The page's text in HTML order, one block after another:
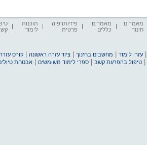
מאמרים
חינוך
מאמרים
כללים
פיזיותרפיה
פרטית
תוכנות
לימוד
עזרי לימוד מחשבים בחינוך |ציוד עזרה ראשונה |קורס
|טיפול בהפרעת קשב |ספרי לימוד משומשים |אבטחת